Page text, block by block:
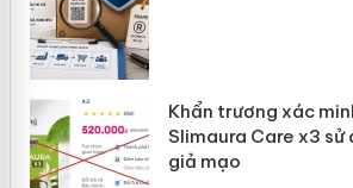
Khẩn trương xác
Slimaura Care x3
giả mạo